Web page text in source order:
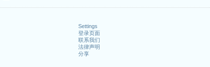
Settings
登录页面
联系我们
法律声明
分享